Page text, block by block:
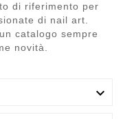
di riferimento per
di nail art.
catalogo sempre
novità.
